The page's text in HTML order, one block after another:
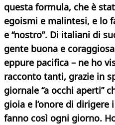
questa formula, che è
egoismi e malintesi, e lo
e “nostro”. Di italiani di
gente buona e
eppure pacifica – ne ho
racconto tanti, grazie in
giornale “a occhi aperti”
gioia e l’onore di
fanno così ogni giorno.